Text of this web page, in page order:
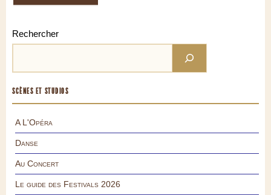
Rechercher
SCÈNES ET STUDIOS
A L'Opéra
Danse
Au Concert
Le guide des Festivals 2026